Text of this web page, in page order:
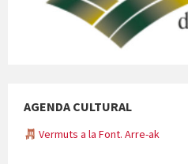
AGENDA CULTURAL
Vermuts a la Font. Arre-ak